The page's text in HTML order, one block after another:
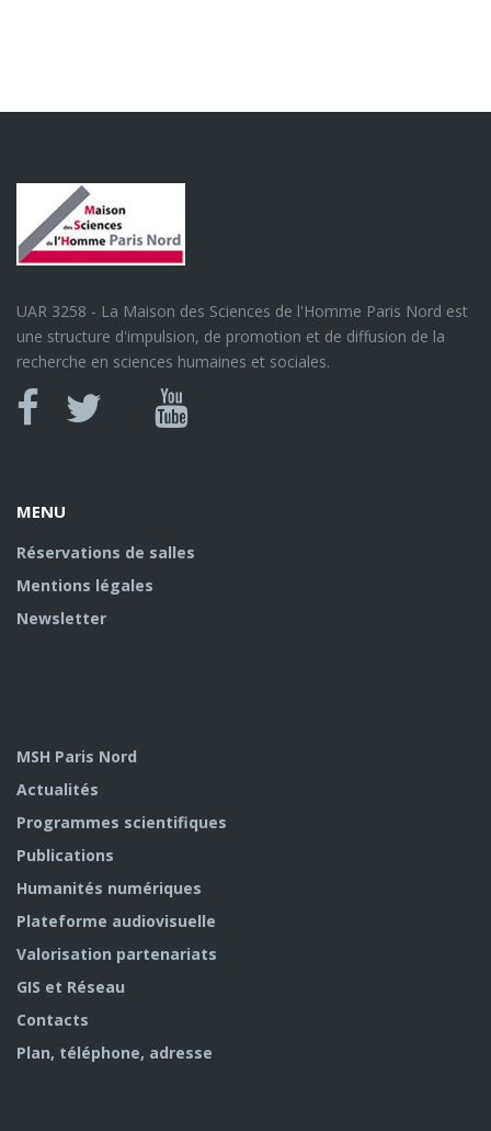
UAR 3258 - La Maison des Sciences de l'Homme Paris Nord est
une structure d'impulsion, de promotion et de diffusion de la
recherche en sciences humaines et sociales.
Canal
MENU
Réservations de salles
Mentions légales
Newsletter
MSH Paris Nord
Actualités
Programmes scientifiques
Publications
Humanités numériques
Plateforme audiovisuelle
Valorisation partenariats
GIS et Réseau
Contacts
Plan, téléphone, adresse